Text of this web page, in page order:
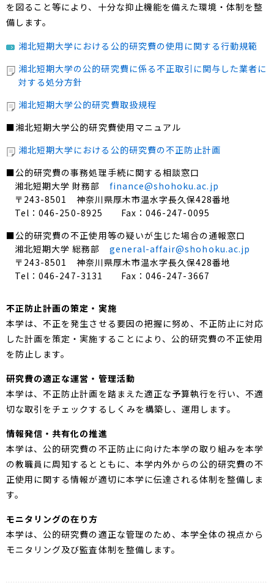
を図ること等により、十分な抑止機能を備えた環境・体制を整
備します。
湘北短期大学における公的研究費の使用に関する行動規範
湘北短期大学の公的研究費に係る不正取引に関与した業者に
対する処分方針
湘北短期大学公的研究費取扱規程
■湘北短期大学公的研究費使用マニュアル
湘北短期大学における公的研究費の不正防止計画
■公的研究費の事務処理手続に関する相談窓口
湘北短期大学 財務部 finance@shohoku.ac.jp
〒243-8501 神奈川県厚木市温水字長久保428番地
Tel：046-250-8925 Fax：046-247-0095
■公的研究費の不正使用等の疑いが生じた場合の通報窓口
湘北短期大学 総務部 general-affair@shohoku.ac.jp
〒243-8501 神奈川県厚木市温水字長久保428番地
Tel：046-247-3131 Fax：046-247-3667
不正防止計画の策定・実施
本学は、不正を発生させる要因の把握に努め、不正防止に対応
した計画を策定・実施することにより、公的研究費の不正使用
を防止します。
研究費の適正な運営・管理活動
本学は、不正防止計画を踏まえた適正な予算執行を行い、不適
切な取引をチェックするしくみを構築し、運用します。
情報発信・共有化の推進
本学は、公的研究費の不正防止に向けた本学の取り組みを本学
の教職員に周知するとともに、本学内外からの公的研究費の不
正使用に関する情報が適切に本学に伝達される体制を整備しま
す。
モニタリングの在り方
本学は、公的研究費の適正な管理のため、本学全体の視点から
モニタリング及び監査体制を整備します。